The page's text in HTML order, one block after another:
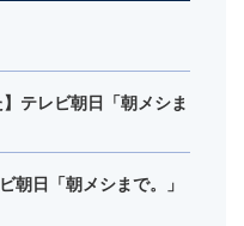
テレビ朝日「朝メシま
朝日「朝メシまで。」